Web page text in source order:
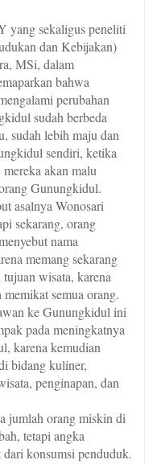
yang sekaligus peneliti
dan Kebijakan)
MSi, dalam
bahwa
perubahan
sudah berbeda
sudah lebih maju dan
sendiri, ketika
akan malu
Gunungkidul.
asalnya Wonosari
sekarang, orang
nama
memang sekarang
wisata, karena
semua orang.
ke Gunungkidul ini
pada meningkatnya
karena kemudian
bidang kuliner,
penginapan, dan
jumlah orang miskin di
tetapi angka
konsumsi penduduk.